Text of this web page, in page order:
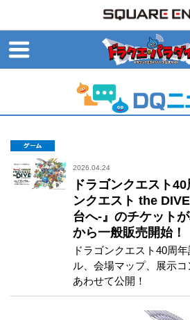
2026.04.24
ドラゴンクエスト
ンクエスト the
台へ-』のチケット
から一般販売開始！
ドラゴンクエスト40周
ル、会場マップ、展示
あわせて公開！